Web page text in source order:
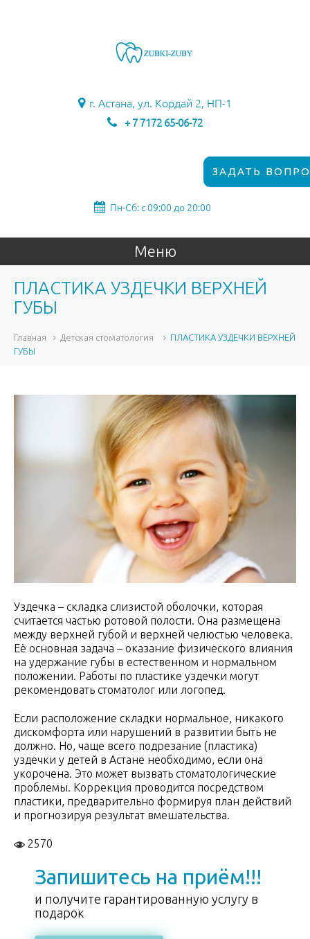
г. Астана, ул. Кордай 2, НП-1
+ 7 7172 65-06-72
ЗАДАТЬ
Пн-Сб: с 09:00 до 20:00
Меню
ПЛАСТИКА УЗДЕЧКИ ВЕРХНЕЙ
ГУБЫ
Главная Детская стоматология
ПЛАСТИКА УЗДЕЧКИ ВЕРХНЕЙ
ГУБЫ
Уздечка – складка слизистой оболочки, которая
считается частью ротовой полости. Она размещена
между верхней губой и верхней челюстью человека.
Её основная задача – оказание физического влияния
на удержание губы в естественном и нормальном
положении. Работы по пластике уздечки могут
рекомендовать стоматолог или логопед.
Если расположение складки нормальное, никакого
дискомфорта или нарушений в развитии быть не
должно. Но, чаще всего подрезание (пластика)
уздечки у детей в Астане необходимо, если она
укорочена. Это может вызвать стоматологические
проблемы. Коррекция проводится посредством
пластики, предварительно формируя план действий
и прогнозируя результат вмешательства.
2570
Запишитесь на приём!!!
и получите гарантированную услугу в
подарок